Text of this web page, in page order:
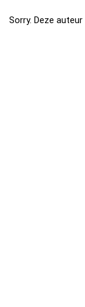
Sorry. Deze